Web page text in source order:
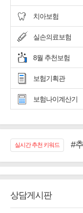
치아보험
실손의료보험
8월 추천보험
보험기획관
보험나이계산기
실시간 추천 키워드
#
#
#
상담게시판